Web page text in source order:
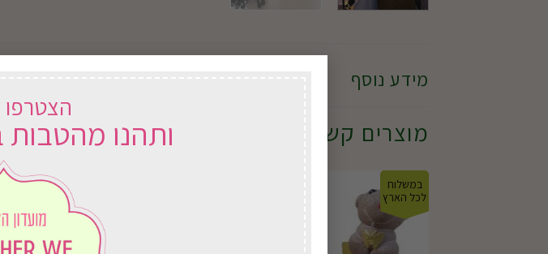
הצטרפו
ותהנו
מידע נוסף
מוצרים קשורים
במשלוח
לכל הארץ